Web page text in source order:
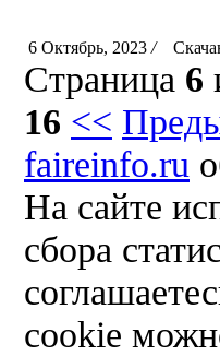
6 Октябрь, 2023 /
Страница 6
16 <<
faireinfo.ru
На сайте
сбора
cookie